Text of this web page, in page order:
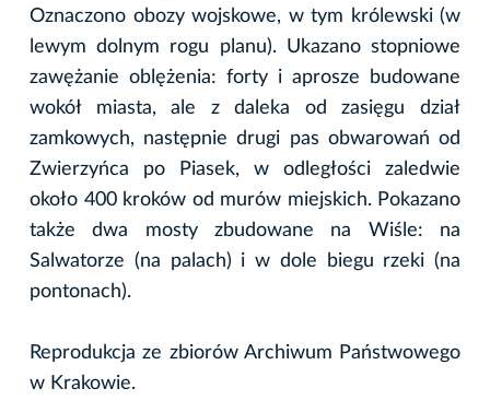
Oznaczono obozy wojskowe, w tym królewski (w
lewym dolnym rogu planu). Ukazano stopniowe
zawężanie oblężenia: forty i aprosze budowane
wokół miasta, ale z daleka od zasięgu dział
zamkowych, następnie drugi pas obwarowań od
Zwierzyńca po Piasek, w odległości zaledwie
około 400 kroków od murów miejskich. Pokazano
także dwa mosty zbudowane na Wiśle: na
Salwatorze (na palach) i w dole biegu rzeki (na
pontonach).
Reprodukcja ze zbiorów Archiwum Państwowego
w Krakowie.